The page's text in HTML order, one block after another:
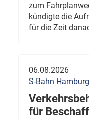
zum
kündigte die
für die Zeit
06.08.2026
S-Bahn Hamburg
für